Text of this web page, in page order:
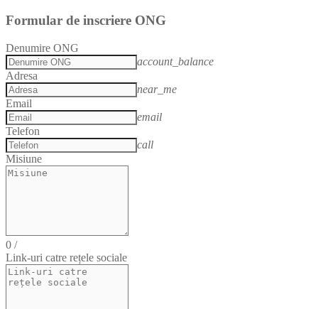
Formular de inscriere ONG
Denumire ONG
account_balance
Adresa
near_me
Email
email
Telefon
call
Misiune
0 /
Link-uri catre rețele sociale